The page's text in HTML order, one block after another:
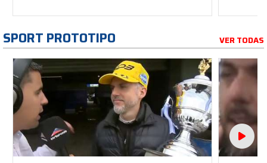
SPORT PROTOTIPO VER TODAS